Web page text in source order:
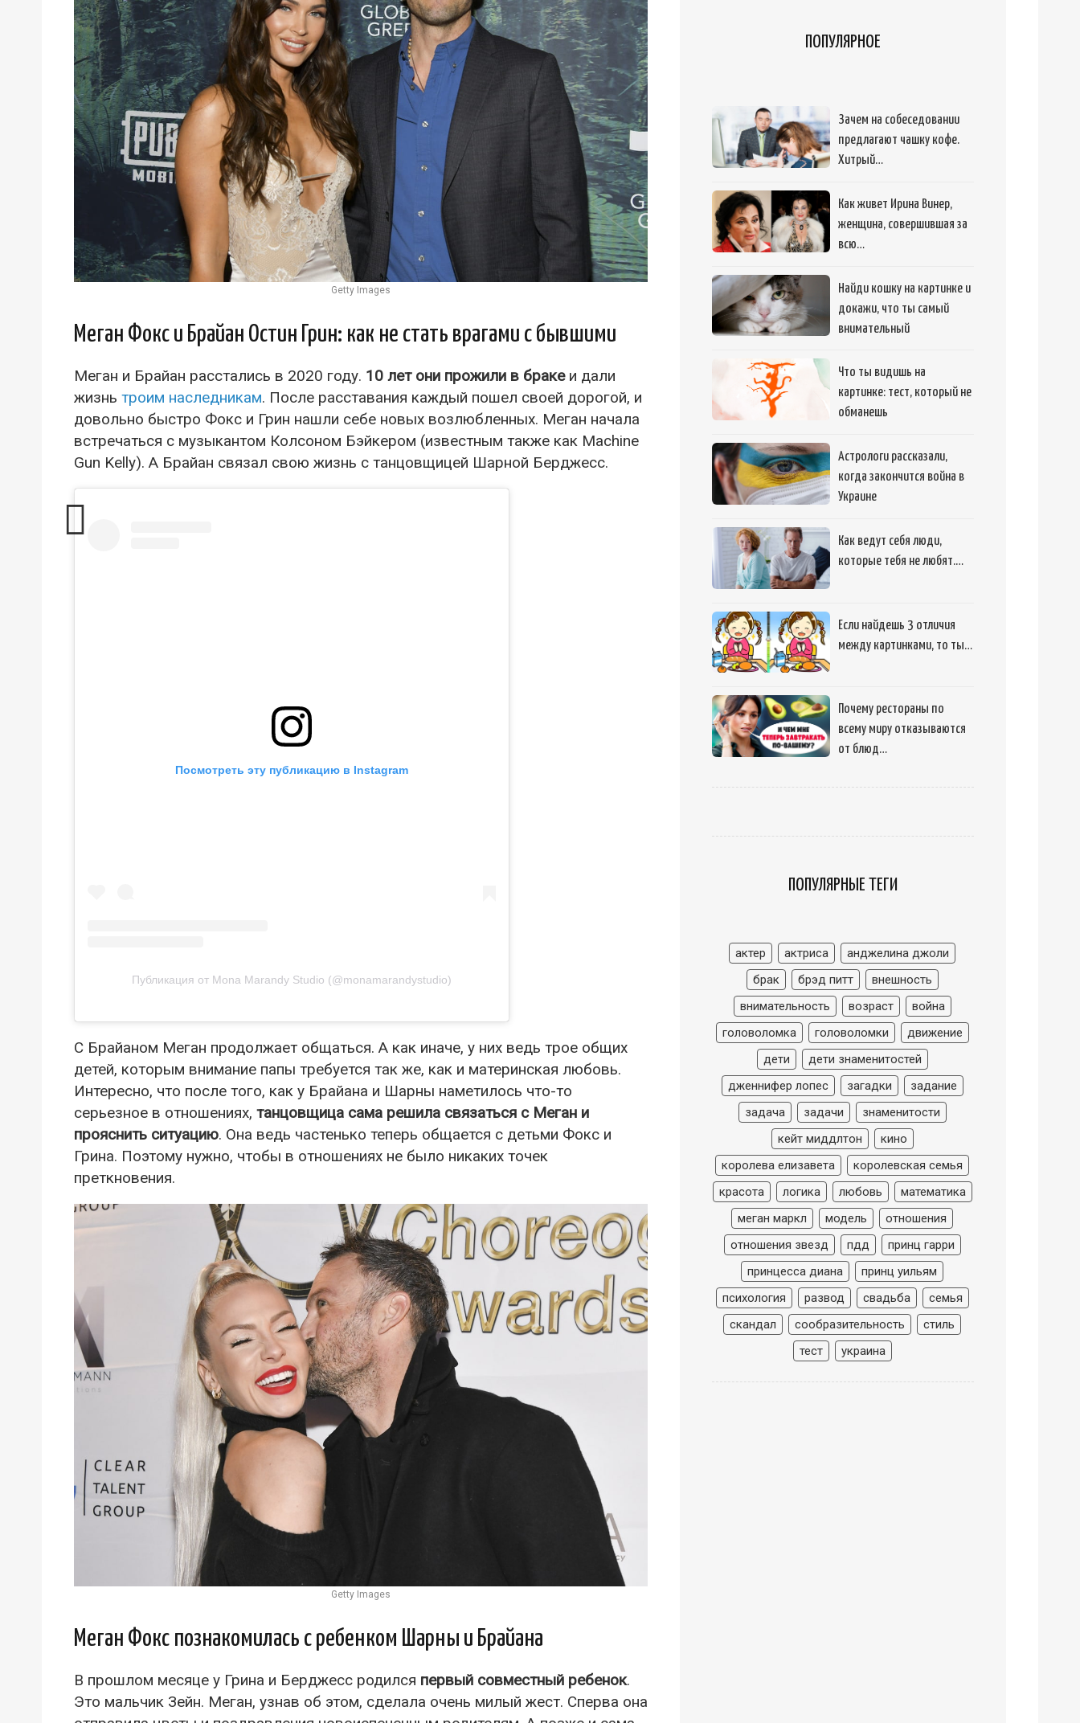
Getty Images
Меган Фокс и Брайан Остин Грин: как не стать врагами с бывшими
Меган и Брайан расстались в 2020 году. 10 лет они прожили в бракеи дали
жизнь троим наследникам. После расставания каждый пошел своей дорогой, и
довольно быстро Фокс и Грин нашли себе новых возлюбленных. Меган начала
встречаться с музыкантом Колсоном Бэйкером (известным также как Machine
Gun Kelly). А Брайан связал свою жизнь с танцовщицей Шарной Берджесс.
Посмотреть эту публикацию в Instagram
Публикация от Mona Marandy Studio (@monamarandystudio)
С Брайаном Меган продолжает общаться. А как иначе, у них ведь трое общих
детей, которым внимание папы требуется так же, как и материнская любовь.
Интересно, что после того, как у Брайана и Шарны наметилось что-то
серьезное в отношениях, танцовщица сама решила связаться с Меган и
прояснить ситуацию. Она ведь частенько теперь общается с детьми Фокс и
Грина. Поэтому нужно, чтобы в отношениях не было никаких точек
преткновения.
Getty Images
Меган Фокс познакомилась с ребенком Шарны и Брайана
В прошлом месяце у Грина и Берджесс родился первый совместный ребенок.
Это мальчик Зейн. Меган, узнав об этом, сделала очень милый жест. Сперва она
ПОПУЛЯРНОЕ
Зачем на собеседовании
предлагают чашку кофе.
Хитрый…
Как живет Ирина Винер,
женщина, совершившая за
всю…
Найди кошку на картинке и
докажи, что ты самый
внимательный
Что ты видишь на
картинке: тест, который не
обманешь
Астрологи рассказали,
когда закончится война в
Украине
Как ведут себя люди,
которые тебя не любят.…
Если найдешь 3 отличия
между картинками, то ты…
Почему рестораны по
всему миру отказываются
от блюд…
ПОПУЛЯРНЫЕ ТЕГИ
актер актриса
анджелина джоли
брак
брэд питт
внешность
внимательность
возраст
война
головоломка
головоломки
движение
дети
дети знаменитостей
дженнифер лопес
загадки
задание
задача
задачи
знаменитости
кейт миддлтон
кино
королева елизавета
королевская семья
красота
логика любовь
математика
меган маркл
модель
отношения
отношения звезд
пдд
принц гарри
принцесса диана
принц уильям
психология
развод свадьба
семья
скандал
сообразительность
стиль
тест
украина